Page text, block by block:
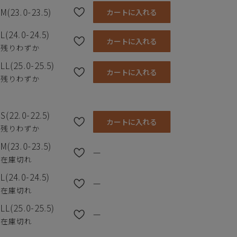
M(23.0-23.5) カートに入れる
L(24.0-24.5)
残りわずか
カートに入れる
LL(25.0-25.5)
残りわずか
カートに入れる
S(22.0-22.5)
残りわずか
カートに入れる
M(23.0-23.5)
在庫切れ
—
L(24.0-24.5)
在庫切れ
—
LL(25.0-25.5)
在庫切れ
—